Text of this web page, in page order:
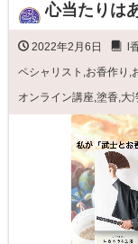
心当たりは
2022年2月6日 l
ペシャリスト ,お香作り ,
オンライン講座,塗香,大